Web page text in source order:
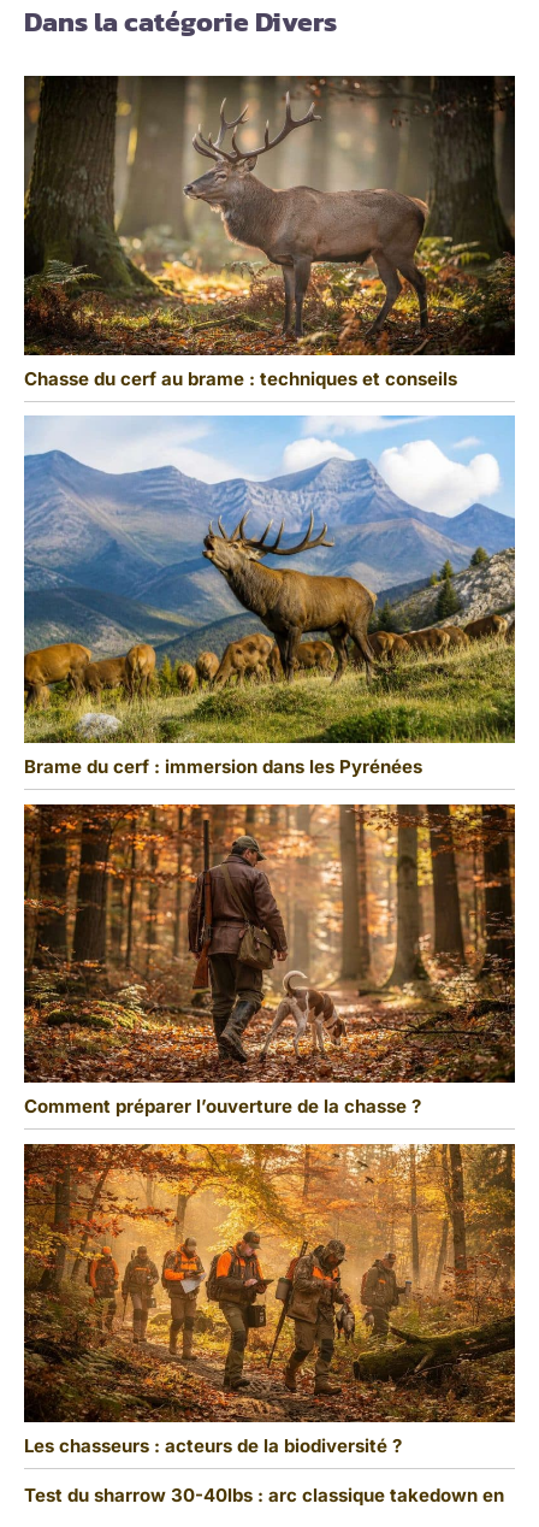
Dans la catégorie Divers
Chasse du cerf au brame : techniques et conseils
Brame du cerf : immersion dans les Pyrénées
Comment préparer l’ouverture de la chasse ?
Les chasseurs : acteurs de la biodiversité ?
Test du sharrow 30-40lbs : arc classique takedown en